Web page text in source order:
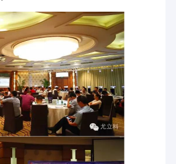
affleurante de bâti
de multimédia
de distribution
extérieur